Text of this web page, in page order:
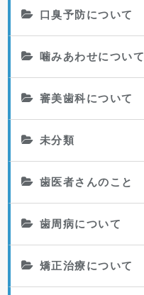
口臭予防について
噛みあわせについて
審美歯科について
未分類
歯医者さんのこと
歯周病について
矯正治療について